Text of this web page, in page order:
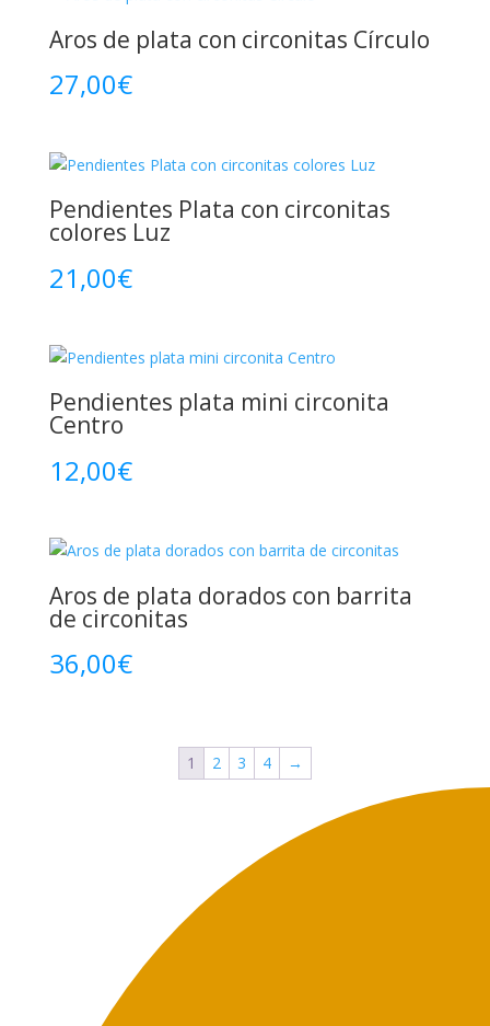
Aros de plata con circonitas Círculo
27,00€
Pendientes Plata con circonitas
colores Luz
21,00€
Pendientes plata mini circonita
Centro
12,00€
Aros de plata dorados con barrita
de circonitas
36,00€
1 2 3 4 →